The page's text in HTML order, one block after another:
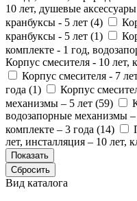
10 лет, душевые
кранбуксы - 5 лет (4)
кранбуксы - 5 лет (1)
комплекте - 1 год,
Корпус смесителя - 10 лет,
Корпус смесителя - 7
года (1)
Корпус
механизмы – 5 лет (59)
водозапорные механизмы
комплекте – 3 года (14)
лет, инсталляция – 10 лет,
Вид каталога